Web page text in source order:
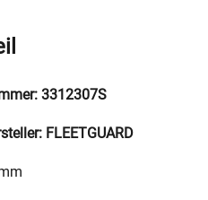
3312307S
FLEETGUARD